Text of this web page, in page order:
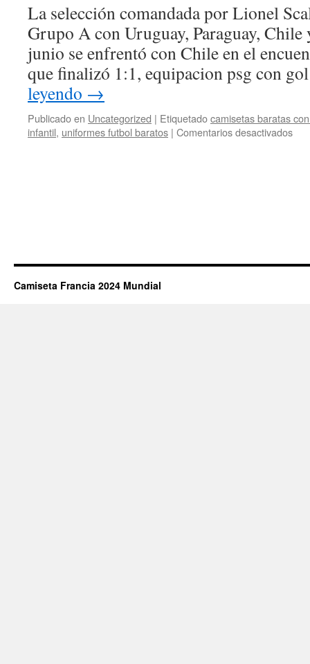
La selección comandada por Lionel
Grupo A con Uruguay, Paraguay,
junio se enfrentó con Chile en el
que finalizó 1:1, equipacion psg con
leyendo →
Publicado en Uncategorized | Etiquetadocamisetas baratas
infantil, uniformes futbol baratos | Comentarios desactivadosen
Camiseta Francia 2024 Mundial